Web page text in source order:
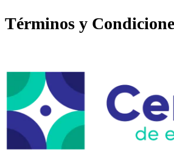
Términos y